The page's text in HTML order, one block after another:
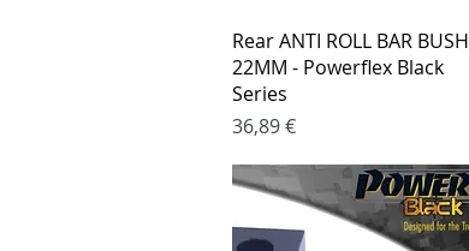
Greita peržiūra
Rear ANTI ROLL BAR BUSH
22MM - Powerflex Black
Series
Kaina
36,89 €